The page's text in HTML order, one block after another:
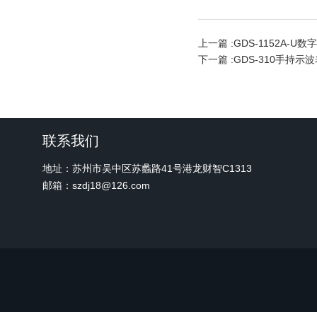
上一篇 :GDS-1152A-U数
下一篇 :GDS-310手持示波
联系我们
地址：苏州市吴中区苏蠡路41号港龙财智C1313
邮箱：szdj18@126.com